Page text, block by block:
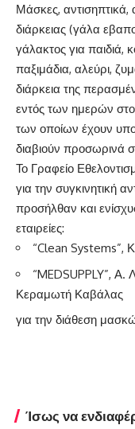
Μάσκες,
διάρκειας (γάλα
γάλακτος για παιδιά,
παξιμάδια, αλεύρι,
διάρκεια της
εντός των ημερών
των οποίων έχουν
διαβιούν προσωρινά
Το Γραφείο
για την συγκινητική
προσήλθαν και
εταιρείες:
“Clean
“MEDSUPPLY”,
Κεραμωτή Καβάλας
για την διάθεση
Ίσως να